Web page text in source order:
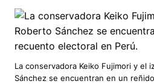
La conservadora Keiko Fujimori y el
Sánchez se encuentran en un